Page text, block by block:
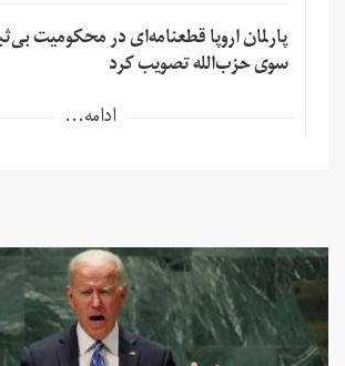
پارلمان اروپا قطعنامه‌ای در محکومیت
سوی حزب‌الله تصویب کرد
ادامه...